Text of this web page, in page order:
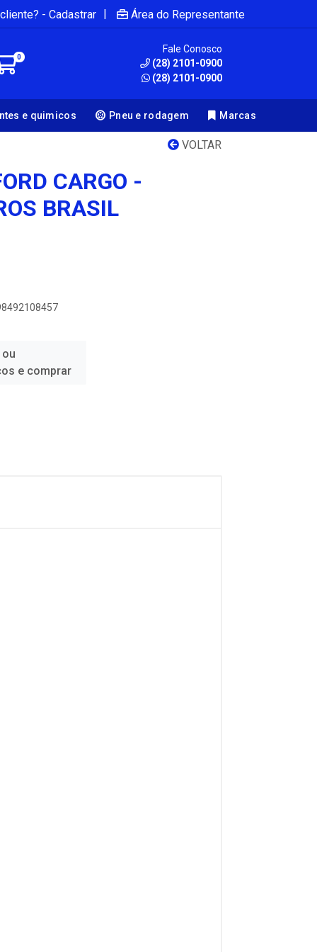
- Cadastrar | Área do Representante
0
Fale Conosco
(28) 2101-0900
(28) 2101-0900
e quimicos Pneu e rodagem Marcas
VOLTAR
CARGO -
BRASIL
e comprar